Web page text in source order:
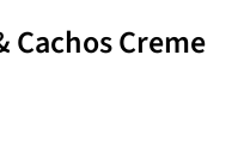
Cachos Creme